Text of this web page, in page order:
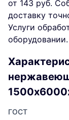
от 143 руб.
доставку
Услуги
оборудовании.
ГОСТ